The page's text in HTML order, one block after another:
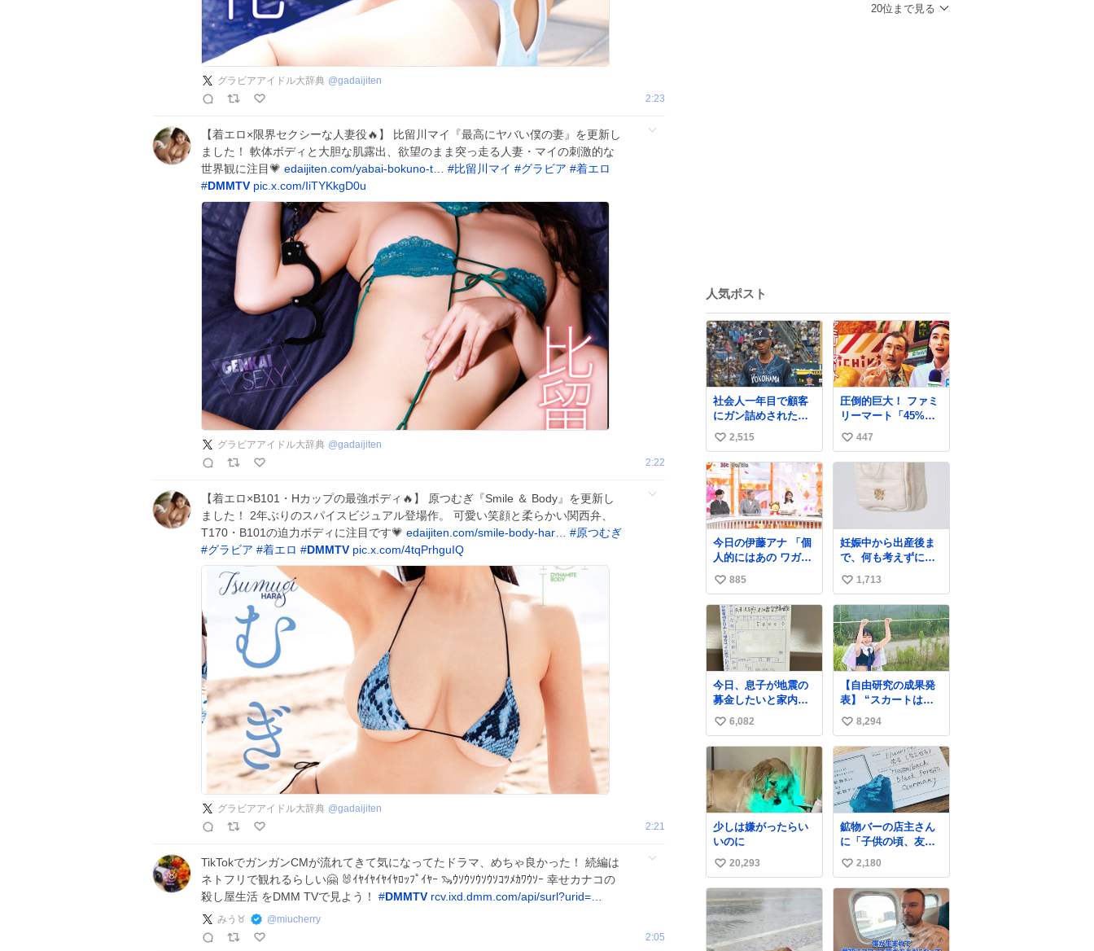
グラビアアイドル大辞典 @gadaijiten
2:23
【着エロ×限界セクシーな人妻役🔥】 比留川マイ『最高にヤバい僕の妻』を更新し
ました！ 軟体ボディと大胆な肌露出、欲望のまま突っ走る人妻・マイの刺激的な
世界観に注目💗 edaijiten.com/yabai-bokuno-t… #比留川マイ #グラビア #着エロ
#DMMTV pic.x.com/IiTYKkgD0u
グラビアアイドル大辞典 @gadaijiten
2:22
【着エロ×B101・Hカップの最強ボディ🔥】 原つむぎ『Smile ＆ Body』を更新し
ました！ 2年ぶりのスパイスビジュアル登場作。 可愛い笑顔と柔らかい関西弁、
T170・B101の迫力ボディに注目です💗 edaijiten.com/smile-body-har… #原つむぎ
#グラビア #着エロ #DMMTV pic.x.com/4tqPrhguIQ
グラビアアイドル大辞典 @gadaijiten
2:21
TikTokでガンガンCMが流れてきて気になってたドラマ、めちゃ良かった！ 続編は
ネトフリで観れるらしい🤗 🐰ｲﾔｲﾔｲﾔｲﾔﾛｯﾌﾟｲﾔｰ 🦦ｳｿｳｿｳｿｳｿｺﾂﾒｶﾜｳｿｰ 幸せカナコの
殺し屋生活 をDMM TVで見よう！ #DMMTV rcv.ixd.dmm.com/api/surl?urid=…
みう♉️ @miucherry
2:05
20位まで見る
人気ポスト
社会人一年目で顧客
にガン詰めされたワ
イみたいな顔してる
い
い
ね
数
2,515
圧倒的巨大！ ファミ
リーマート「45%増
量作戦」には都市伝
説が隠されている、
のかもしれない。
web-
mu.jp/news/79509/
い
い
447
今日の伊藤アナ 「個
人的にはあの ワガマ
マなモモンガを是非
松平さんに成敗して
ほしい」 (手に刀を持
ってモモ○ガを切る仕
草) #ちいかわ #アニ
メちいかわ
い
い
ね
数
885
妊娠中から出産後ま
で、何も考えずにサ
ッと持って行けるよ
うなショルダーバッ
グが欲しいな〜と思
っていたのだけど
snidelでめちゃくち
ゃピッタリなものを
見つけたので買っ
た！✨ スマホと小物
とペットボトルが入
るの最高すぎる🥹 し
かもスマホ入れ独立
してるしファスナー
ない！地味に嬉しい
やつ！！！
い
い
ね
数
1,713
今日、息子が地震の
募金したいと家内と
郵便局に行ったみた
いです。おもちゃと
か買う選択肢もあっ
たと思うけど、自分
で貯めてた2万円を役
に立てて欲しい、み
んなも元気になって
欲しいと。家内も一
緒に募金したので、
自分も何かできたら
なぁと思いました。
い
い
数
6,082
【自由研究の成果発
表】 “スカートは回
転によって広がる
が、岡澤恋によって
270°までなら広がら
ずに回転が可能なこ
とが証明された！”
い
い
ね
数
8,294
少しは嫌がったらい
いのに
い
い
ね
数
20,293
鉱物バーの店主さん
に「子供の頃、友人
の土産で青い石を貰
って、それがすごく
気に入ってたのに、
いつかの引越しで無
くしてしまった」と
いう話をしたら、
「お土産で買ってき
い
い
ね
数
2,180